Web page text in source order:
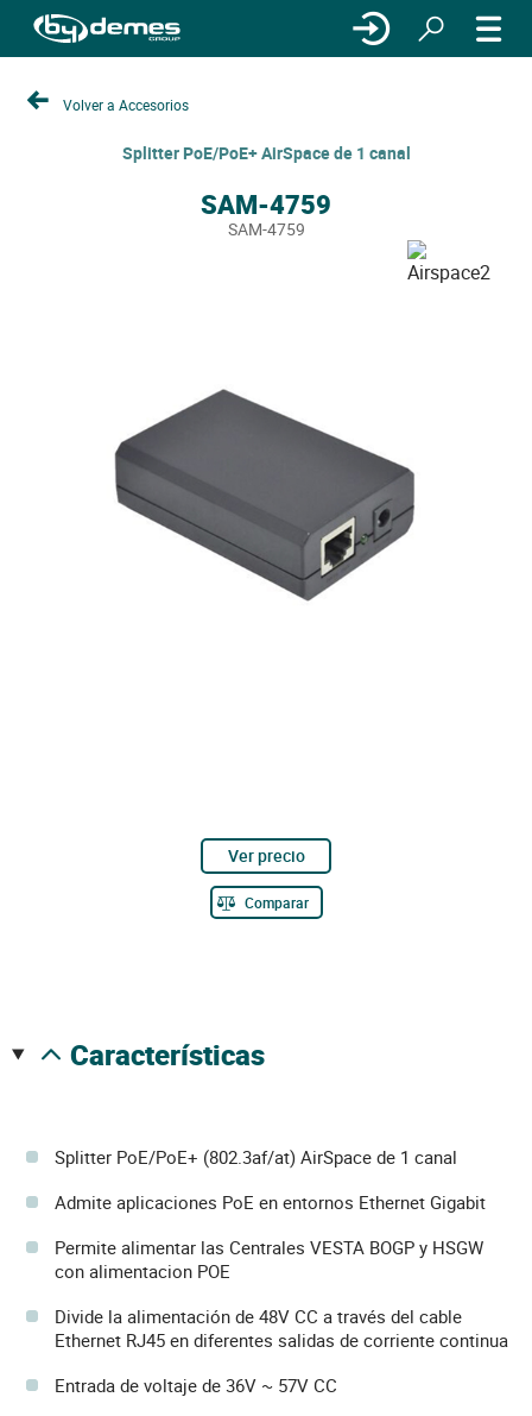
Volver a Accesorios
Splitter PoE/PoE+ AirSpace de 1 canal
SAM-4759
SAM-4759
Ver precio
Comparar
características
Splitter PoE/PoE+ (802.3af/at) AirSpace de 1 canal
Admite aplicaciones PoE en entornos Ethernet Gigabit
Permite alimentar las Centrales VESTA BOGP y HSGW
con alimentacion POE
Divide la alimentación de 48V CC a través del cable
Ethernet RJ45 en diferentes salidas de corriente continua
Entrada de voltaje de 36V ~ 57V CC